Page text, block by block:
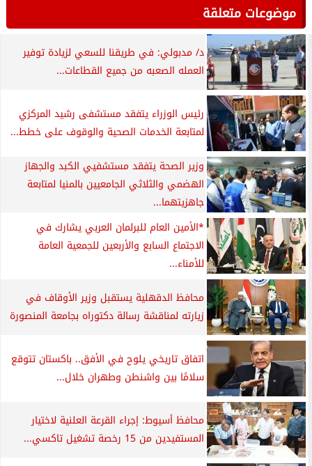
موضوعات متعلقة
د/ مدبولي: في طريقنا للسعي لزيادة توفير
العمله الصعبه من جميع القطاعات...
رئيس الوزراء يتفقد مستشفى رشيد المركزي
لمتابعة الخدمات الصحية والوقوف على خطط...
وزير الصحة يتفقد مستشفيي الكبد والجهاز
الهضمي والثلاثي الجامعيين بالمنيا لمتابعة
جاهزيتهما...
*الأمين العام للبرلمان العربي يشارك في
الاجتماع السابع والأربعين للجمعية العامة
للأمناء...
محافظ الدقهلية يستقبل وزير الأوقاف في
زيارته لمناقشة رسالة دكتوراه بجامعة المنصورة
اتفاق تاريخي يلوح في الأفق.. باكستان تتوقع
سلامًا بين واشنطن وطهران خلال...
محافظ أسيوط: إجراء القرعة العلنية لاختيار
المستفيدين من 15 رخصة تشغيل تاكسي...